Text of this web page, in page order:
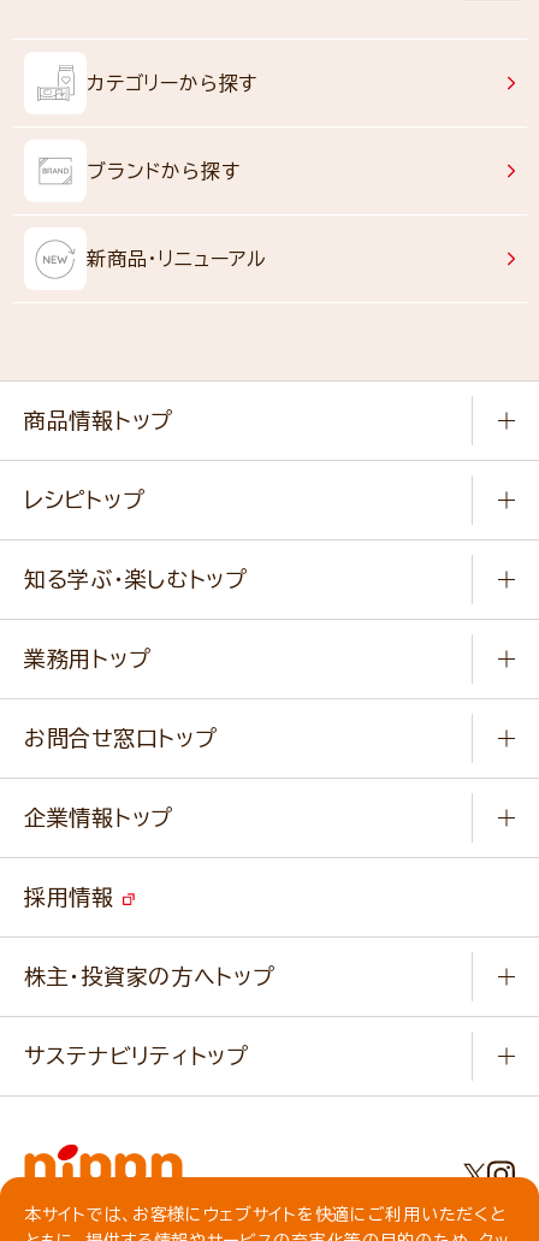
カテゴリーから探す
ブランドから探す
新商品・リニューアル
商品情報トップ
健康食品・他
新商品・リニューアル商品
通販サイト一覧
レシピトップ
作り方動画
みなさまのレシピはこちら
知る学ぶ・楽しむトップ
ふっくらパンをつくりましょう
キャンペーン
業務用トップ
ニップンの アマニ 業務用サイト
ベジカフェブランドサイト
お問合せ窓口トップ
改善事例
業務用商品のお問合せ
企業情報トップ
事業紹介
経営理念・経営方針・行動規範・行動指針
ニップンの歴史
事業場・工場一覧
採用情報
株主・投資家の方へトップ
IR情報
IRライブラリ
サステナビリティトップ
基本方針
本サイトでは、お客様にウェブサイトを快適にご利用いただくと